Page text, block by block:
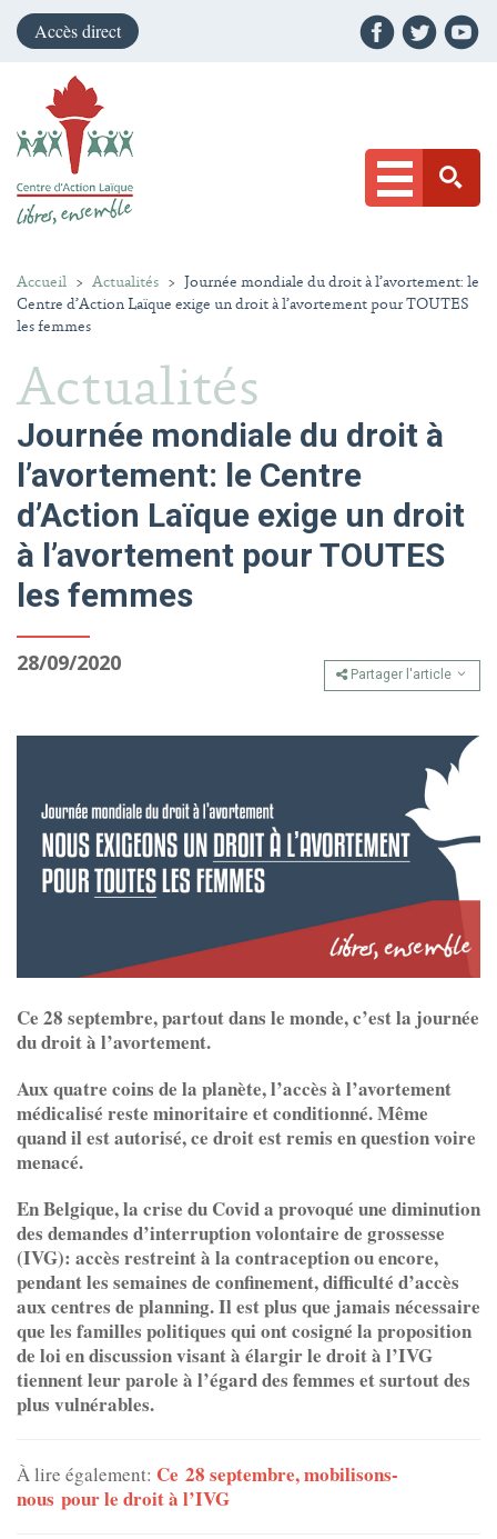
Accès direct
Accueil > Actualités > Journée mondiale du droit à l’avortement: le
Centre d’Action Laïque exige un droit à l’avortement pour TOUTES
les femmes
Actualités
Journée mondiale du droit à
l’avortement: le Centre
d’Action Laïque exige un droit
à l’avortement pour TOUTES
les femmes
28/09/2020 Partager l'article
Ce 28 septembre, partout dans le monde, c’est la journée
dudroit à l’avortement.
Aux quatre coins de la planète, l’accès à l’avortement
médicalisé reste minoritaire et conditionné. Même
quand il est autorisé, ce droit est remis en question voire
menacé.
En Belgique, la crise du Covid a provoqué une diminution
des demandes d’interruption volontaire de grossesse
(IVG): accès restreint à la contraception ou encore,
pendant les semaines de confinement, difficulté d’accès
aux centres de planning. Il est plus que jamais nécessaire
que les familles politiques qui ont cosigné la proposition
de loi en discussion visant à élargir le droit à l’IVG
tiennent leur parole à l’égard des femmes et surtout des
plus vulnérables.
À lire également: Ce 28 septembre, mobilisons-
nous pour le droit à l’IVG